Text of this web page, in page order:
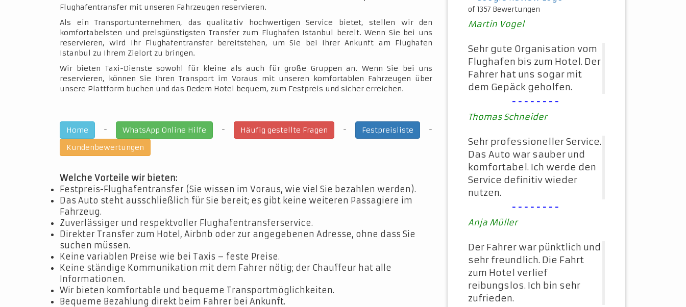
Flughafentransfer mit unseren Fahrzeugen reservieren.
Als ein Transportunternehmen, das qualitativ hochwertigen Service bietet, stellen wir den
komfortabelsten und preisgünstigsten Transfer zum Flughafen Istanbul bereit. Wenn Sie bei uns
reservieren, wird Ihr Flughafentransfer bereitstehen, um Sie bei Ihrer Ankunft am Flughafen
Istanbul zu Ihrem Zielort zu bringen.
Wir bieten Taxi-Dienste sowohl für kleine als auch für große Gruppen an. Wenn Sie bei uns
reservieren, können Sie Ihren Transport im Voraus mit unseren komfortablen Fahrzeugen über
unsere Plattform buchen und das Dedem Hotel bequem, zum Festpreis und sicher erreichen.
Home - WhatsApp Online Hilfe - Häufig gestellte Fragen - Festpreisliste
-
Kundenbewertungen
Welche Vorteile wir bieten:
Festpreis-Flughafentransfer (Sie wissen im Voraus, wie viel Sie bezahlen werden).
Das Auto steht ausschließlich für Sie bereit; es gibt keine weiteren Passagiere im
Fahrzeug.
Zuverlässiger und respektvoller Flughafentransferservice.
Direkter Transfer zum Hotel, Airbnb oder zur angegebenen Adresse, ohne dass Sie
suchen müssen.
Keine variablen Preise wie bei Taxis – feste Preise.
Keine ständige Kommunikation mit dem Fahrer nötig; der Chauffeur hat alle
Informationen.
Wir bieten komfortable und bequeme Transportmöglichkeiten.
Bequeme Bezahlung direkt beim Fahrer bei Ankunft.
of 1357 Bewertungen
Martin Vogel
Sehr gute Organisation vom
Flughafen bis zum Hotel. Der
Fahrer hat uns sogar mit
dem Gepäck geholfen.
--------
Thomas Schneider
Sehr professioneller Service.
Das Auto war sauber und
komfortabel. Ich werde den
Service definitiv wieder
nutzen.
--------
Anja Müller
Der Fahrer war pünktlich und
sehr freundlich. Die Fahrt
zum Hotel verlief
reibungslos. Ich bin sehr
zufrieden.